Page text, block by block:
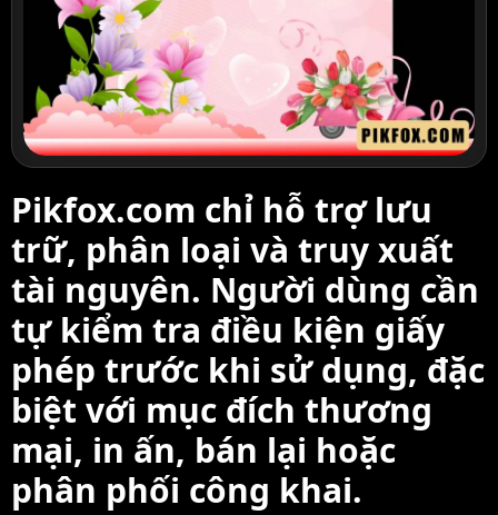
Pikfox.com chỉ hỗ trợ lưu
trữ, phân loại và truy xuất
tài nguyên. Người dùng cần
tự kiểm tra điều kiện giấy
phép trước khi sử dụng, đặc
biệt với mục đích thương
mại, in ấn, bán lại hoặc
phân phối công khai.